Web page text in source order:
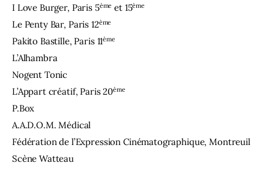
I Love Burger, Paris 5ème et 15ème
Le Penty Bar, Paris 12ème
Pakito Bastille, Paris 11ème
L’Alhambra
Nogent Tonic
L’Appart créatif, Paris 20ème
P.Box
A.A.D.O.M. Médical
Fédération de l’Expression Cinématographique, Montreuil
Scène Watteau